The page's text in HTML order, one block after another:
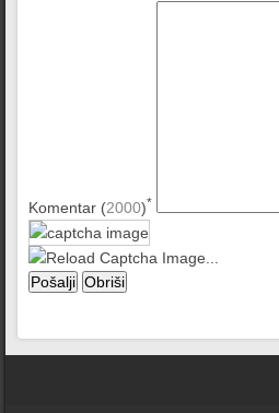
Komentar (2000)*